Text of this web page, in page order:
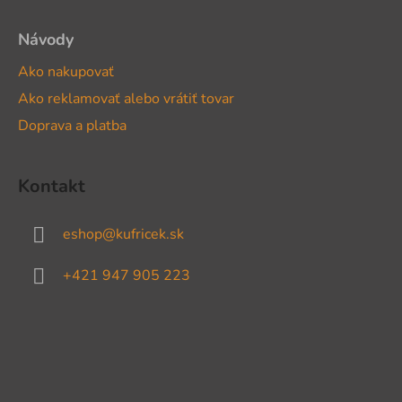
Návody
Ako nakupovať
Ako reklamovať alebo vrátiť tovar
Doprava a platba
Kontakt
eshop@kufricek.sk
+421 947 905 223